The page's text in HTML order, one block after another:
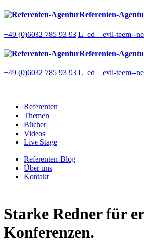
Referenten-
+49 (0)6032 785 93 93 L_ed__evil-teem--
Referenten-
+49 (0)6032 785 93 93 L_ed__evil-teem--
Referenten
Themen
Bücher
Videos
Live Stage
Referenten-Blog
Über uns
Kontakt
Starke Redner für
Konferenzen.